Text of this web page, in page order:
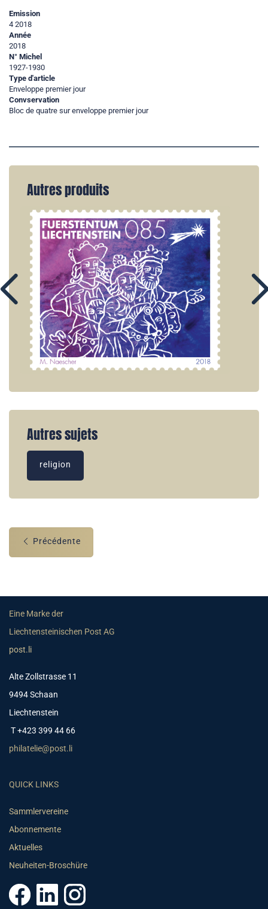
Emission
4 2018
Année
2018
N° Michel
1927-1930
Type d'article
Enveloppe premier jour
Convservation
Bloc de quatre sur enveloppe premier jour
Autres produits
Autres sujets
religion
Précédente
Eine Marke der
Liechtensteinischen Post AG
post.li
Alte Zollstrasse 11
9494 Schaan
Liechtenstein
T +423 399 44 66
philatelie@post.li
QUICK LINKS
Sammlervereine
Abonnemente
Aktuelles
Neuheiten-Broschüre